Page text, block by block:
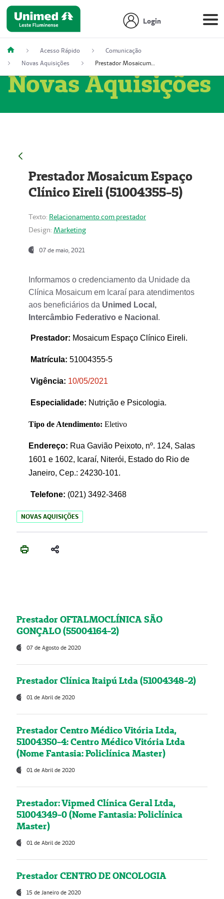
Login
Acesso Rápido
Comunicação
Novas Aquisições
Prestador Mosaicum Espaço Clínico Eireli (51004355-5)
Novas Aquisições
Prestador Mosaicum Espaço
Clínico Eireli (51004355-5)
Texto: Relacionamento com prestador
Design: Marketing
07 de maio, 2021
Informamos o credenciamento da Unidade da
Clínica Mosaicum em Icaraí para atendimentos
aos beneficiários da Unimed Local,
Intercâmbio Federativo e Nacional .
Prestador: Mosaicum Espaço Clínico Eireli.
Matrícula: 51004355-5
Vigência: 10/05/2021
Especialidade: Nutrição e Psicologia.
Tipo de Atendimento: Eletivo
Endereço: Rua Gavião Peixoto, nº. 124, Salas
1601 e 1602, Icaraí, Niterói, Estado do Rio de
Janeiro, Cep.: 24230-101.
Telefone: (021) 3492-3468
NOVAS AQUISIÇÕES
Prestador OFTALMOCLÍNICA SÃO
GONÇALO (55004164-2)
07 de Agosto de 2020
Prestador Clínica Itaipú Ltda (51004348-2)
01 de Abril de 2020
Prestador Centro Médico Vitória Ltda,
51004350-4: Centro Médico Vitória Ltda
(Nome Fantasia: Policlínica Master)
01 de Abril de 2020
Prestador: Vipmed Clínica Geral Ltda,
51004349-0 (Nome Fantasia: Policlínica
Master)
01 de Abril de 2020
Prestador CENTRO DE ONCOLOGIA
15 de Janeiro de 2020